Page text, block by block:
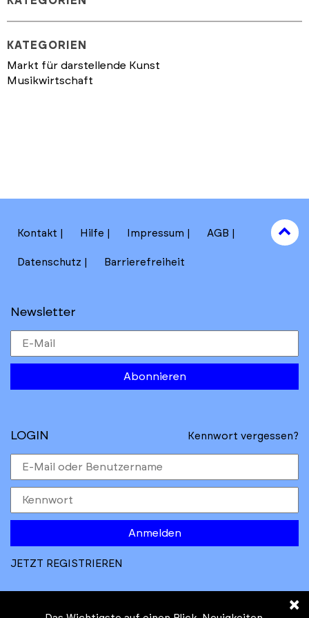
KATEGORIEN
Markt für darstellende Kunst
Musikwirtschaft
Kontakt Hilfe Impressum AGB
Datenschutz Barrierefreiheit
Newsletter
Abonnieren
to
top
LOGIN Kennwort vergessen?
Anmelden
JETZT REGISTRIEREN
×